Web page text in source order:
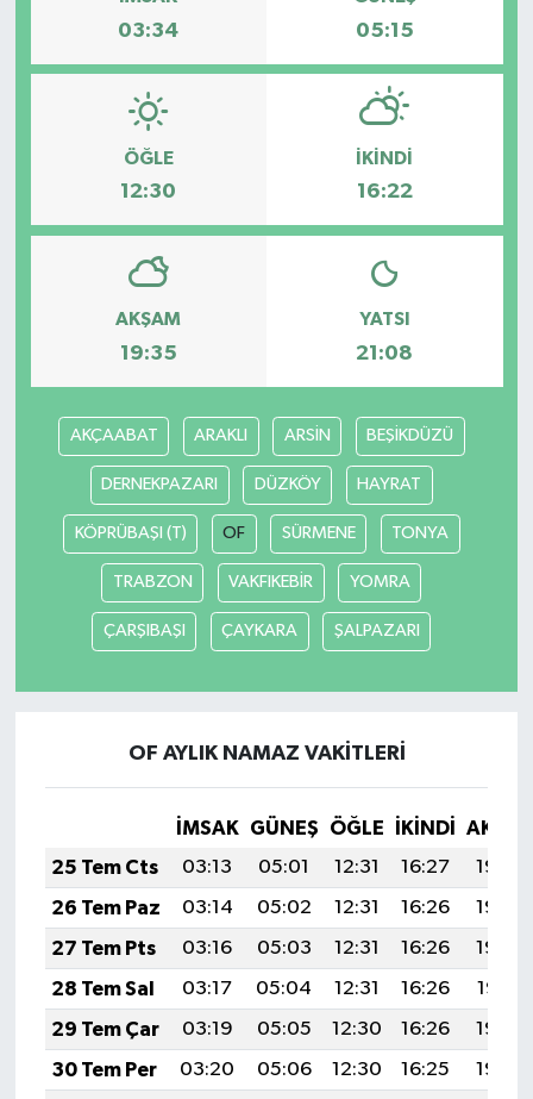
03:34 05:15
ÖĞLE
12:30
İKINDI
16:22
AKŞAM
19:35
YATSI
21:08
AKÇAABAT ARAKLI ARSİN BEŞİKDÜZÜ
DERNEKPAZARI DÜZKÖY HAYRAT
KÖPRÜBAŞI (T) OF SÜRMENE TONYA
TRABZON VAKFIKEBİR YOMRA
ÇARŞIBAŞI ÇAYKARA ŞALPAZARI
OF AYLIK NAMAZ VAKITLERI
İMSAK GÜNEŞ ÖĞLE İKINDI
25 Tem Cts
03:13 05:01 12:31 16:27
19:50
26 Tem Paz
03:14 05:02 12:31 16:26
19:49
27 Tem Pts
03:16 05:03 12:31 16:26
19:48
28 Tem Sal
03:17 05:04 12:31 16:26
19:47
29 Tem Çar
03:19 05:05 12:30 16:26
19:46
30 Tem Per
03:20 05:06 12:30 16:25
19:45